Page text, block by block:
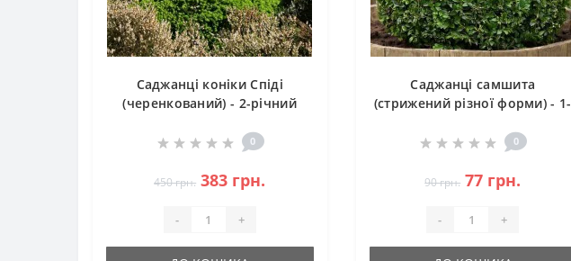
Саджанці коніки Спіді
(черенкований) - 2-річний
0
450 грн. 383 грн.
- +
Саджанці самшита
(стрижений різної форми) - 1-
0
90 грн. 77 грн.
- +